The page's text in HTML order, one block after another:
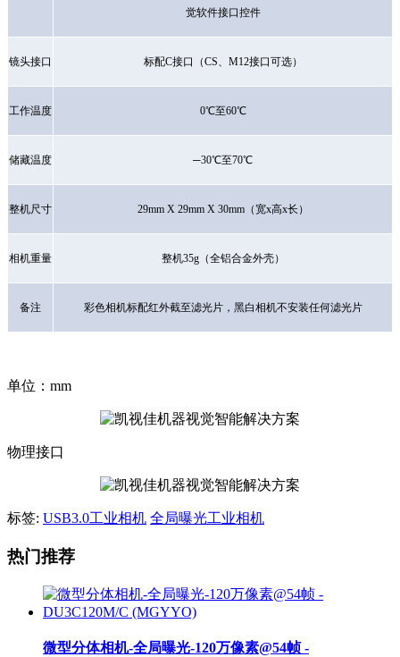
觉软件接口控件
镜头接口 标配C接口（CS、M12接口可选）
工作温度 0℃至60℃
储藏温度 ─30℃至70℃
整机尺寸 29mm X 29mm X 30mm（宽x高x长）
相机重量 整机35g（全铝合金外壳）
备注 彩色相机标配红外截至滤光片，黑白相机不安装任何滤光片
单位：mm
物理接口
标签: USB3.0工业相机 全局曝光工业相机
热门推荐
微型分体相机-全局曝光-120万像素@54帧 -